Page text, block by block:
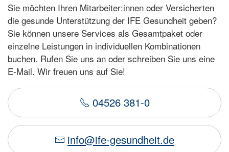
Sie möchten Ihren Mitarbeiter:innen oder Versicherten
die gesunde Unterstützung der IFE Gesundheit geben?
Sie können unsere Services als Gesamtpaket oder
einzelne Leistungen in individuellen Kombinationen
buchen. Rufen Sie uns an oder schreiben Sie uns eine
E-Mail. Wir freuen uns auf Sie!
04526 381-0
info@ife-gesundheit.de